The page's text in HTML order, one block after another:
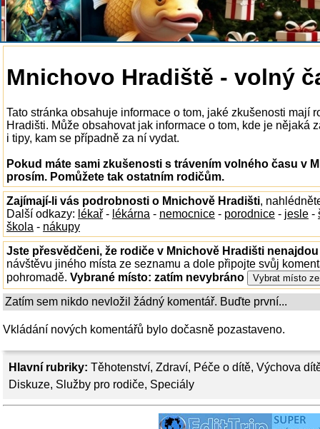
Hlavní rubriky: Těhotenství, Zdraví, Péče o dítě, Výchova
Diskuze, Služby pro rodiče, Speciály
Mnichovo Hradiště - volný
Tato stránka obsahuje informace o tom, jaké zkušenosti mají
Hradišti. Může obsahovat jak informace o tom, kde je nějaká
i tipy, kam se případně za ní vydat.
Pokud máte sami zkušenosti s trávením volného času v
prosím. Pomůžete tak ostatním rodičům.
Zajímají-li vás podrobnosti o Mnichově Hradišti,
Další odkazy: lékař - lékárna - nemocnice - porodnice - jesle -
škola - nákupy
Jste přesvědčeni, že rodiče v Mnichově Hradišti
návštěvu jiného místa ze seznamu a dole připojte svůj
pohromadě. Vybrané místo: zatím nevybráno
Zatím sem nikdo nevložil žádný komentář. Buďte první...
Vkládání nových komentářů bylo dočasně pozastaveno.